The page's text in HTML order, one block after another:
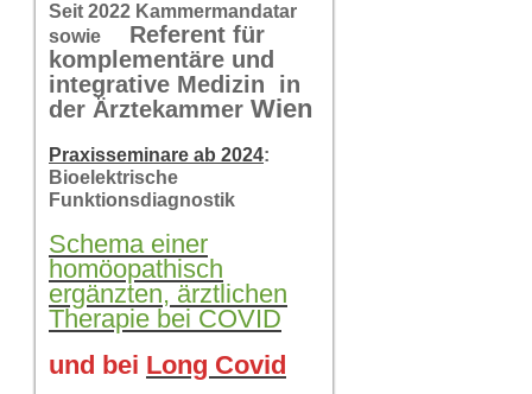
Seit 2022 Kammermandatar
sowie
Referent für
komplementäre und
integrative Medizin in
der Ärztekammer Wien
Praxisseminare ab 2024:
Bioelektrische
Funktionsdiagnostik
Schema einer
homöopathisch
ergänzten, ärztlichen
Therapie bei COVID
und bei Long Covid